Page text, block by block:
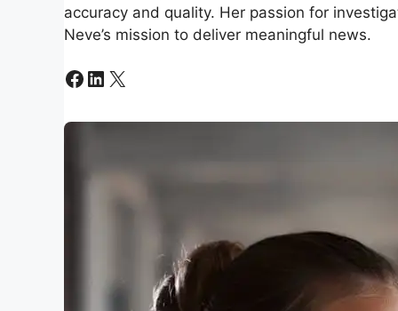
accuracy and quality. Her passion for
Neve’s mission to deliver meaningful news.
Facebook
LinkedIn
X